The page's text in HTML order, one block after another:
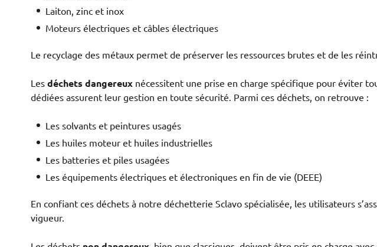
Laiton, zinc et inox
Moteurs électriques et câbles électriques
Le recyclage des métaux permet de préserver les ressources brutes et de les
Les déchets dangereux nécessitent une prise en charge spécifique pour éviter
dédiées assurent leur gestion en toute sécurité. Parmi ces déchets, on retrouve :
Les solvants et peintures usagés
Les huiles moteur et huiles industrielles
Les batteries et piles usagées
Les équipements électriques et électroniques en fin de vie (DEEE)
En confiant ces déchets à notre déchetterie Sclavo spécialisée, les utilisateurs
vigueur.